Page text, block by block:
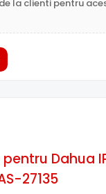
clare pe
la clienti pentru
Dahua
27135